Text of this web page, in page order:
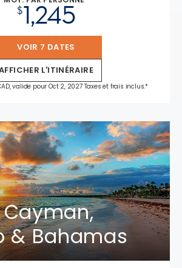
$1,245
VOIR 7 DATES
L'ITINÉRAIRE
valide pour Oct 2, 2027 Taxes et frais inclus.*
& Bahamas